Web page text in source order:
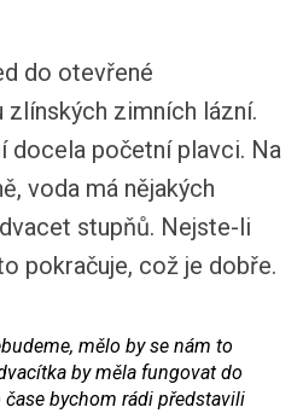
do otevřené
zlínských zimních lázní.
docela početní plavci. Na
voda má nějakých
stupňů. Nejste-li
pokračuje, což je dobře.
mělo by se nám to
by měla fungovat do
bychom rádi představili